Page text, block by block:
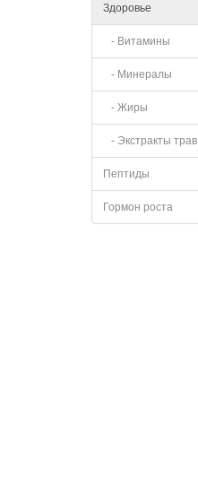
Здоровье
- Витамины
- Минералы
- Жиры
- Экстракты трав
Пептиды
Гормон роста